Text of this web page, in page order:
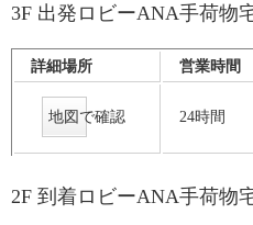
3F 出発ロビーANA手荷物
詳細場所 営業時間
地図で確認 24時間
2F 到着ロビーANA手荷物